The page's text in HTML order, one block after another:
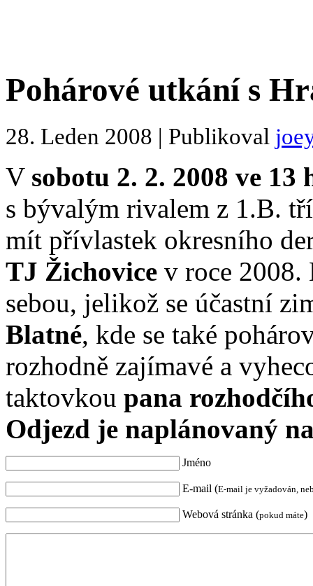
Pohárové utkání s
28. Leden 2008 | Publikoval
V sobotu 2. 2. 2008 ve 13
s bývalým rivalem z 1.B.
mít přívlastek okresního
TJ Žichovice v roce 2008.
sebou, jelikož se účastní
Blatné, kde se také
rozhodně zajímavé a
taktovkou pana
Odjezd je naplánovaný
Jméno
E-mail (E-mail je vyžadován,
Webová stránka (pokud máte)